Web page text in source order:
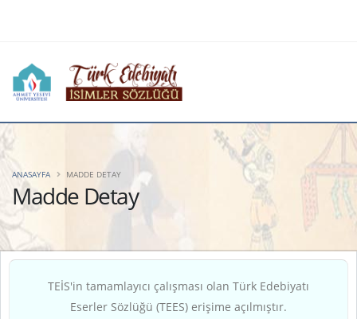
Madde Detay
ANASAYFA MADDE DETAY
TEİS'in tamamlayıcı çalışması olan Türk Edebiyatı
Eserler Sözlüğü (TEES) erişime açılmıştır.